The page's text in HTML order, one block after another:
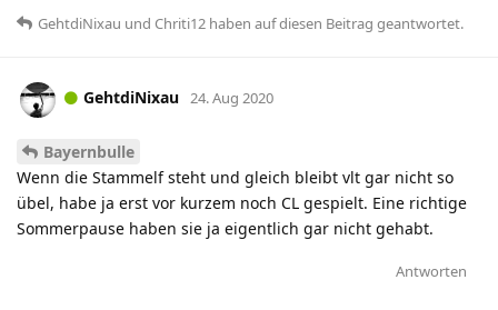
GehtdiNixau und Chriti12 haben auf diesen Beitrag geantwortet.
GehtdiNixau 24. Aug 2020
Bayernbulle
Wenn die Stammelf steht und gleich bleibt vlt gar nicht so
übel, habe ja erst vor kurzem noch CL gespielt. Eine richtige
Sommerpause haben sie ja eigentlich gar nicht gehabt.
Antworten